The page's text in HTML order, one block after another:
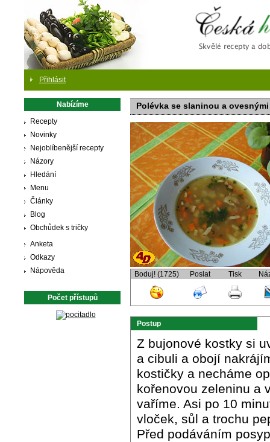
Přihlásit
Nabízíme
Recepty
Novinky
Nejoblíbenější recepty
Názory
Hledání
Menu
Články
Blog
Obchůdek s tričky
Anketa
Odkazy
Nápověda
Počet přístupů
Polévka se slaninou a
Boduj! (1725) Poslat Tisk
Postup
Z bujonové kostky si
a cibuli a obojí
kostičky a necháme
kořenovou zeleninu a
vaříme. Asi po 10
vloček, sůl a trochu
Před podáváním